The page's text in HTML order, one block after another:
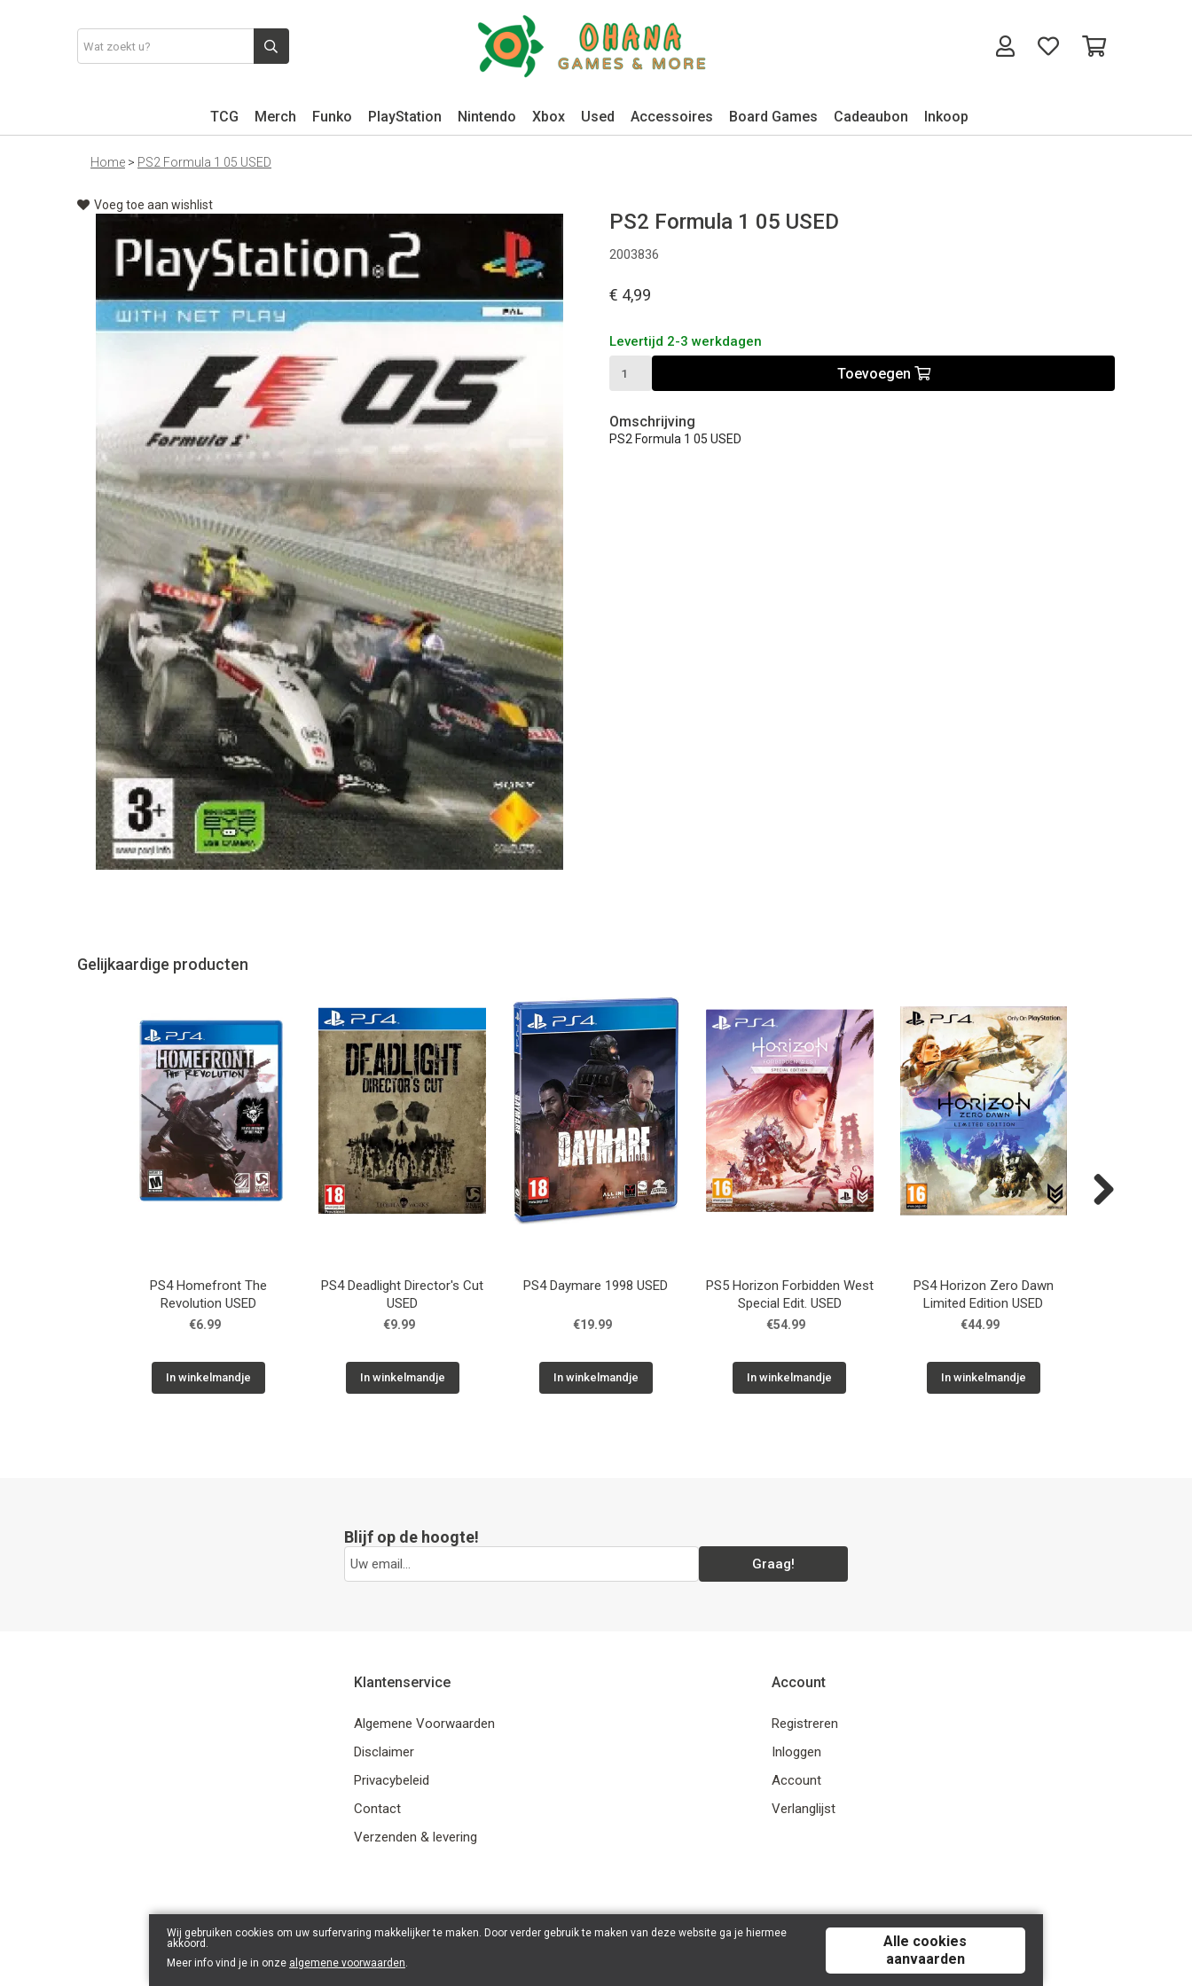
TCG Merch Funko PlayStation Nintendo Xbox Used Accessoires Board Games Cadeaubon Inkoop
Home > PS2 Formula 1 05 USED
Voeg toe aan wishlist
PS2 Formula 1 05 USED
2003836
€ 4,99
Levertijd 2-3 werkdagen
Toevoegen
Omschrijving
PS2 Formula 1 05 USED
Gelijkaardige producten
PS4 Homefront The
Revolution USED
€6.99
In winkelmandje
PS4 Deadlight Director's Cut
USED
€9.99
In winkelmandje
PS4 Daymare 1998 USED
€19.99
In winkelmandje
PS5 Horizon Forbidden West
Special Edit. USED
€54.99
In winkelmandje
PS4 Horizon Zero Dawn
Limited Edition USED
€44.99
In winkelmandje
Blijf op de hoogte!
Graag!
Klantenservice
Algemene Voorwaarden
Disclaimer
Privacybeleid
Contact
Verzenden & levering
Account
Registreren
Inloggen
Account
Verlanglijst
Wij gebruiken cookies om uw surfervaring makkelijker te maken. Door verder gebruik te maken van deze website ga je hiermee
akkoord.
Meer info vind je in onze algemene voorwaarden.
Alle cookies
aanvaarden